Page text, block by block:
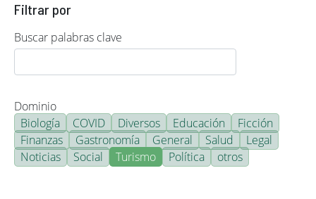
Filtrar por
Buscar palabras clave
Dominio
Biología
COVID Diversos Educación
Ficción
Finanzas
Gastronomía General Salud
Legal
Noticias
Social Turismo Política otros